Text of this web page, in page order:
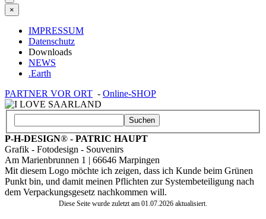
×
IMPRESSUM
Datenschutz
Downloads
NEWS
.Earth
PARTNER VOR ORT - Online-SHOP
Suchen
P-H-DESIGN® - PATRIC HAUPT
Grafik - Fotodesign - Souvenirs
Am Marienbrunnen 1 | 66646 Marpingen
Mit diesem Logo möchte ich zeigen, dass ich Kunde beim Grünen
Punkt bin, und damit meinen Pflichten zur Systembeteiligung nach
dem Verpackungsgesetz nachkommen will.
Diese Seite wurde zuletzt am 01.07.2026 aktualisiert.